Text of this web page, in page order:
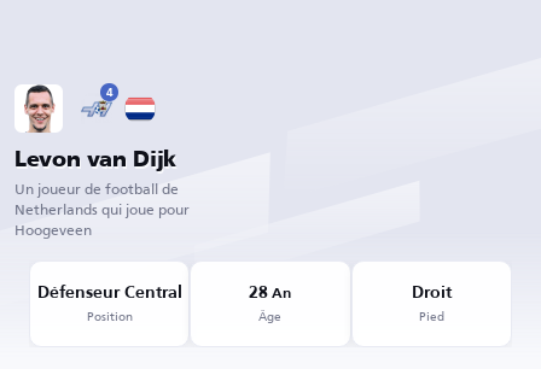
4
Levon van Dijk
Un joueur de football de
Netherlands qui joue pour
Hoogeveen
Défenseur Central
Position
28 An
Âge
Droit
Pied